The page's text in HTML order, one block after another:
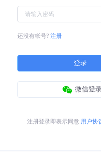
还没有帐号? 注册
登录
微信登
注册登录即表示同意 用户协